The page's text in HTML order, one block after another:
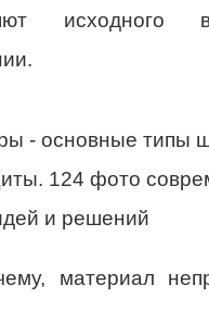
исходного
материал